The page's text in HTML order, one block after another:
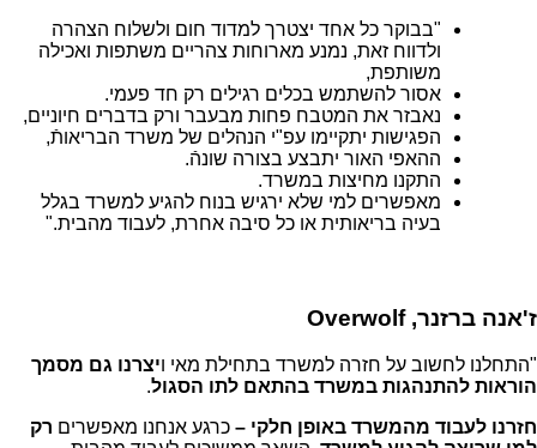
"בבוקר כל אחד יצטרך למדוד חום ולשלוח הצהרה
ולדווח זאת, נמנע מארוחות צהריים משתפות ואכילה
משותפת,
אסור להשתמש בכלים רגילים רק חד פעמי.
נאבזר את המטבח פחות מבעבר ורק בדברים חיוניים,
הפגישות יתקיימו עפ"י הנהלים של משרד הבריאותֿ,
ההאפי האור יתבצע בצורה שונהֿ.
התקנו מחיצות במשרד.
מאפשרים למי שלא ירגיש בנוח להגיע למשרד בגלל
בעיה בריאותית או כל סיבה אחרת, לעבוד מהבית."
ז'אנה ברזנר, Overwolf
"התחלנו לחשוב על חזרה למשרד בתחילת מאי ויצרנו גם מסמך
הוראות להתנהגות במשרד בהתאם לתו הסגול.
חזרנו לעבוד מהמשרד באופן חלקי – כרגע אנחנו מאפשרים רק